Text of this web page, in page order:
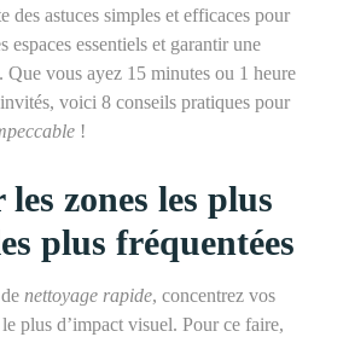
des astuces simples et efficaces pour
espaces essentiels et garantir une
Que vous ayez 15 minutes ou 1 heure
voici 8 conseils pratiques pour
!
zones les plus
plus fréquentées
nettoyage rapide, concentrez vos
plus d’impact visuel. Pour ce faire,